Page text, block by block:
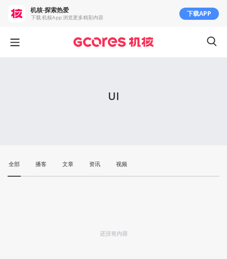
UI
全部 播客 文章 资讯 视频
还没有内容
机核-探索热爱
下载 机核App 浏览更多精彩内容 下载APP